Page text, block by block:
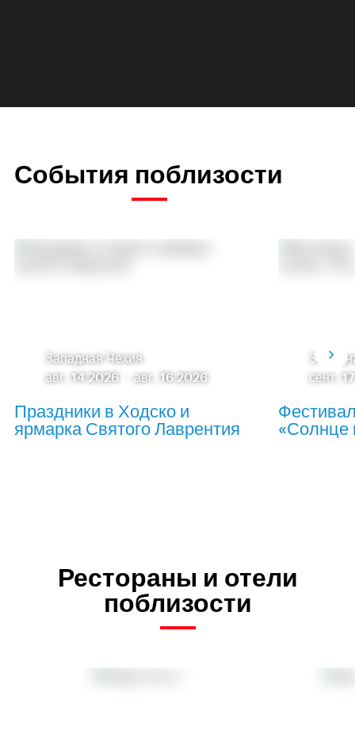
События поблизости
Западная Чехия
авг. 14 2026
авг. 16 2026
Праздники в Ходско и
ярмарка Святого Лаврентия
сент.
«Солнце
Рестораны и отели
поблизости